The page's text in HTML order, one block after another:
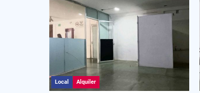
Local Alquiler